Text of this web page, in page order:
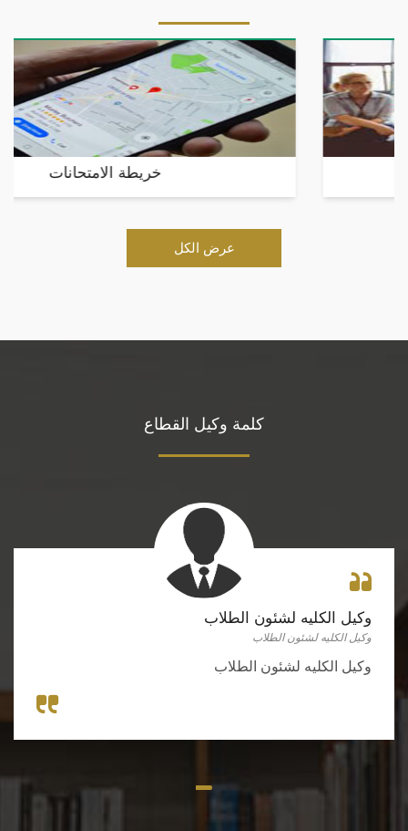
خريطة الامتحانات
عرض الكل
كلمة وكيل القطاع
وكيل الكليه لشئون الطلاب
وكيل الكليه لشئون الطلاب
وكيل الكليه لشئون الطلاب